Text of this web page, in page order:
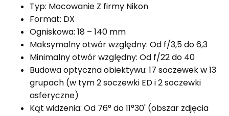
Typ: Mocowanie Z firmy Nikon
Format: DX
Ogniskowa: 18 – 140 mm
Maksymalny otwór względny: Od f/3,5 do 6,3
Minimalny otwór względny: Od f/22 do 40
Budowa optyczna obiektywu: 17 soczewek w 13
grupach (w tym 2 soczewki ED i 2 soczewki
asferyczne)
Kąt widzenia: Od 76° do 11°30' (obszar zdjęcia